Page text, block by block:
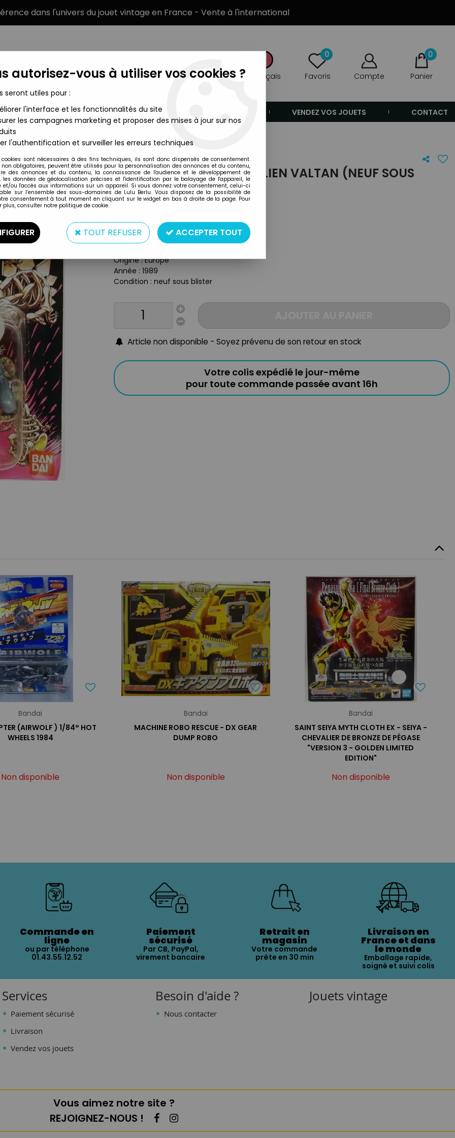
dans l'univers du jouet vintage en France - Vente à l'international
Français
0
Favoris Compte
0
Panier
MARQUES TYPE DE PRODUIT VENDEZ VOS JOUETS CONTACT
blister)
Bandai
ANIM'OEUF - BANDAI - ALIEN VALTAN (NEUF SOUS
BLISTER)
Type : figurine transformable
Matière : plastique
Origine : Europe
Année : 1989
Condition : neuf sous blister
Article non disponible - Soyez prévenu de son retour en stock
Votre colis expédié le jour-même
pour toute commande passée avant 16h
Bandai
(AIRWOLF ) 1/84° HOT
WHEELS 1984
Non disponible
Bandai
MACHINE ROBO RESCUE - DX GEAR
DUMP ROBO
Non disponible
Bandai
SAINT SEIYA MYTH CLOTH EX - SEIYA -
CHEVALIER DE BRONZE DE PÉGASE
"VERSION 3 - GOLDEN LIMITED
EDITION"
Non disponible
Commande en
ligne
ou par téléphone
01.43.55.12.52
Paiement
sécurisé
Par CB, PayPal,
virement bancaire
Retrait en
magasin
Votre commande
prête en 30 min
Livraison en
France et dans
le monde
Emballage rapide,
soigné et suivi colis
Services
Paiement sécurisé
Livraison
Vendez vos jouets
Besoin d'aide ?
Nous contacter
Jouets vintage
Vous aimez notre site ?
REJOIGNEZ-NOUS !
autorisez-vous à utiliser vos cookies ?
seront utiles pour :
l'interface et les fonctionnalités du site
les campagnes marketing et proposer des mises à jour sur nos
l'authentification et surveiller les erreurs techniques
cookies sont nécessaires à des fins techniques, ils sont donc dispensés de consentement.
non obligatoires, peuvent être utilisés pour la personnalisation des annonces et du contenu,
des annonces et du contenu, la connaissance de l'audience et le développement de
les données de géolocalisation précises et l'identification par le balayage de l'appareil, le
et/ou l'accès aux informations sur un appareil. Si vous donnez votre consentement, celui-ci
sur l’ensemble des sous-domaines de Lulu Berlu. Vous disposez de la possibilité de
consentement à tout moment en cliquant sur le widget en bas à droite de la page. Pour
plus, consulter notre politique de cookie.
TOUT REFUSER ACCEPTER TOUT